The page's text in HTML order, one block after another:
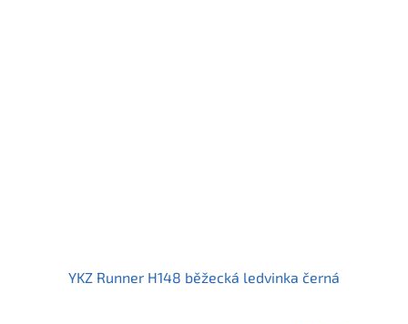
YKZ Runner H148 běžecká ledvinka černá